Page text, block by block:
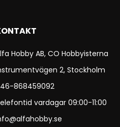
Hobby AB, CO Hobbyisterna
2, Stockholm
868459092
vardagar 09:00-11:00